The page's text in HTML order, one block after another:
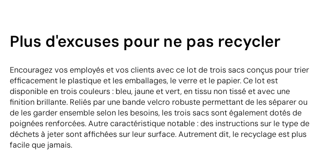
Plus d'excuses pour ne pas recycler
Encouragez vos employés et vos clients avec ce lot de trois sacs conçus pour trier
efficacement le plastique et les emballages, le verre et le papier. Ce lot est
disponible en trois couleurs : bleu, jaune et vert, en tissu non tissé et avec une
finition brillante. Reliés par une bande velcro robuste permettant de les séparer ou
de les garder ensemble selon les besoins, les trois sacs sont également dotés de
poignées renforcées. Autre caractéristique notable : des instructions sur le type de
déchets à jeter sont affichées sur leur surface. Autrement dit, le recyclage est plus
facile que jamais.